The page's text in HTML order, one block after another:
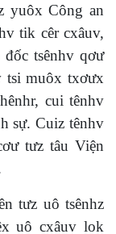
yuôx Công an
tik cêr cxâuv,
tsênhv qơư
tsi muôx txơưx
cui tênhv
sự. Cuiz tênhv
tưz tâu Viện
tưz uô tsênhz
uô cxâuv lok